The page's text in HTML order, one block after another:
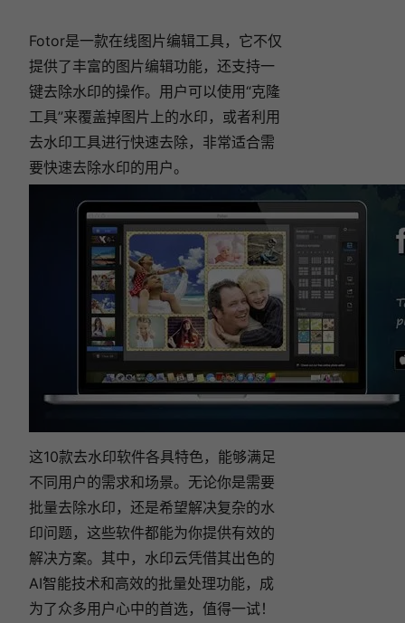
Fotor是一款在线图片编辑工具，它不仅
提供了丰富的图片编辑功能，还支持一
键去除水印的操作。用户可以使用“克隆
工具”来覆盖掉图片上的水印，或者利用
去水印工具进行快速去除，非常适合需
要快速去除水印的用户。
这10款去水印软件各具特色，能够满足
不同用户的需求和场景。无论你是需要
批量去除水印，还是希望解决复杂的水
印问题，这些软件都能为你提供有效的
解决方案。其中，水印云凭借其出色的
AI智能技术和高效的批量处理功能，成
为了众多用户心中的首选，值得一试！